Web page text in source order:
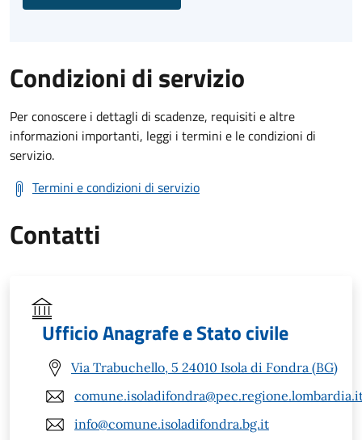
Condizioni di servizio
Per conoscere i dettagli di scadenze, requisiti e altre
informazioni importanti, leggi i termini e le condizioni di
servizio.
Termini e condizioni di servizio
Contatti
Ufficio Anagrafe e Stato civile
Via Trabuchello, 5 24010 Isola di Fondra (BG)
info@comune.isoladifondra.bg.it